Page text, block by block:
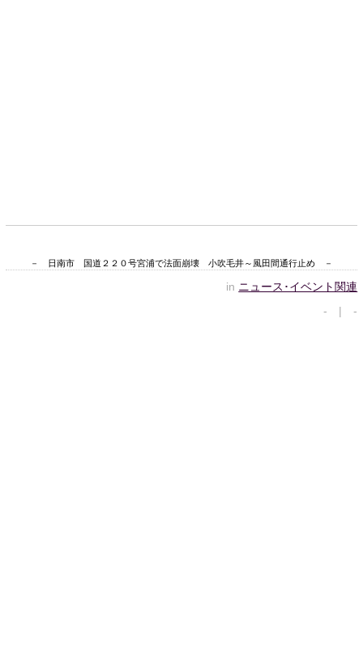
－ 日南市 国道２２０号宮浦で法面崩壊 小吹毛井～風田間通行止め －
in ニュース･イベント関連
- | -